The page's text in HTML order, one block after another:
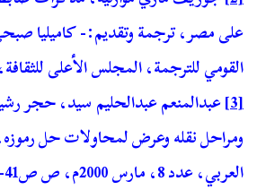
القومي للترجمة، المجلس الأعلى للثقافة، 2000م،
[3] عبدالمنعم عبدالحليم سيد، حجر
ومراحل نقله وعرض لمحاولات حل
العربي، عدد 8، مارس 2000م، ص ص41–45.